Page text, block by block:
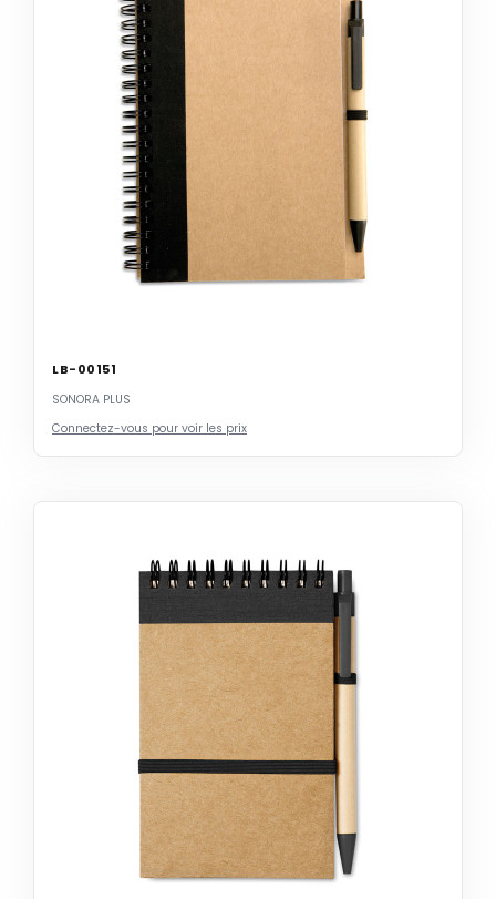
LB-00151
SONORA PLUS
Connectez-vous pour voir les prix